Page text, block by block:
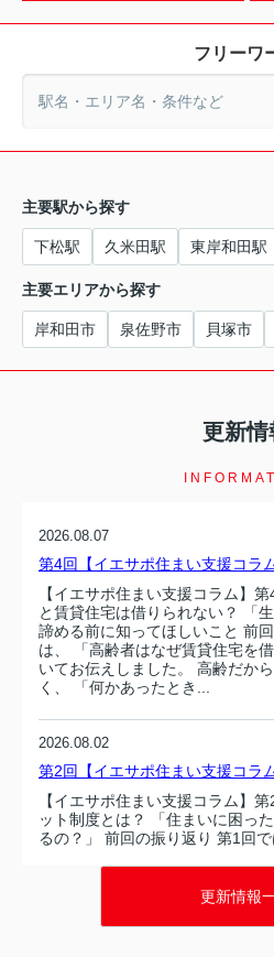
フリーワ
主要駅から探す
下松駅 久米田駅 東岸和田駅
主要エリアから探す
岸和田市 泉佐野市 貝塚市
更新情
2026.08.07
第4回【イエサポ住まい支援コラム
【イエサポ住まい支援コラム】
と賃貸住宅は借りられない？ 「
諦める前に知ってほしいこと 前
は、 「高齢者はなぜ賃貸住宅を
いてお伝えしました。 高齢だか
く、 「何かあったとき...
2026.08.02
第2回【イエサポ住まい支援コラム
【イエサポ住まい支援コラム】
ット制度とは？ 「住まいに困っ
るの？」 前回の振り返り 第1回
テーマでお話ししました...更新情報